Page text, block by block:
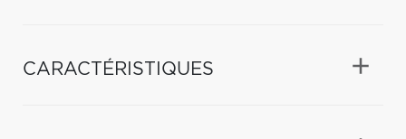
CARACTÉRISTIQUES